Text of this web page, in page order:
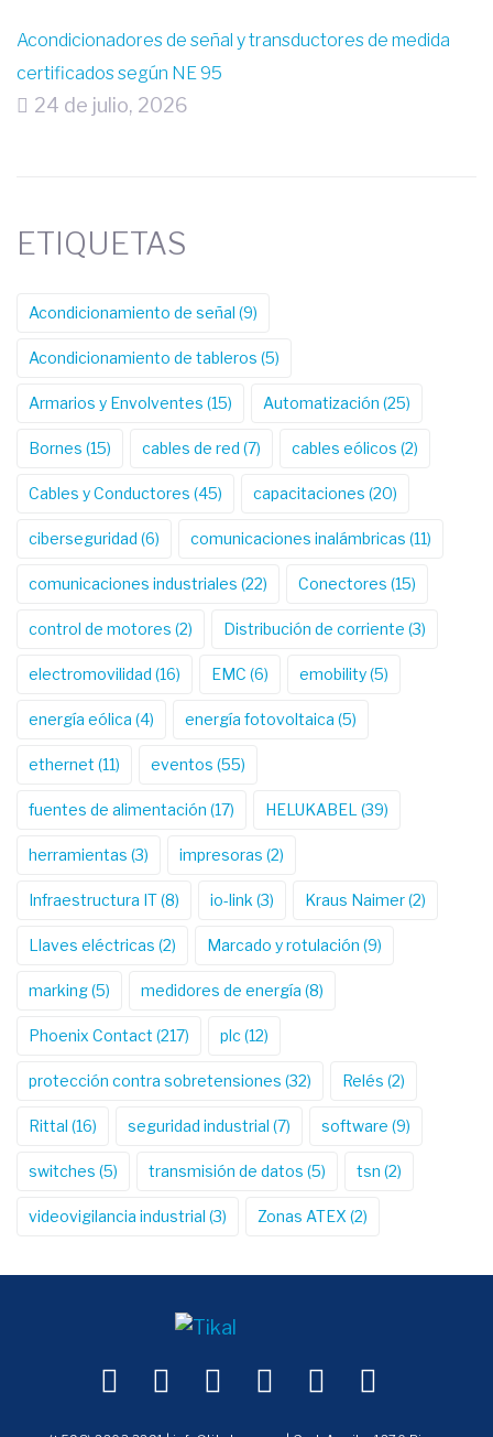
Acondicionadores de señal y transductores de medida
certificados según NE 95
24 de julio, 2026
ETIQUETAS
Acondicionamiento de señal (9)
Acondicionamiento de tableros (5)
Armarios y Envolventes (15) Automatización (25)
Bornes (15) cables de red (7) cables eólicos (2)
Cables y Conductores (45) capacitaciones (20)
ciberseguridad (6) comunicaciones inalámbricas (11)
comunicaciones industriales (22) Conectores (15)
control de motores (2) Distribución de corriente (3)
electromovilidad (16) EMC (6) emobility(5)
energía eólica (4) energía fotovoltaica (5)
ethernet (11) eventos (55)
fuentes de alimentación (17) HELUKABEL (39)
herramientas (3) impresoras (2)
Infraestructura IT(8) io-link (3) Kraus Naimer(2)
Llaves eléctricas (2) Marcado y rotulación (9)
marking(5) medidores de energía (8)
Phoenix Contact (217) plc(12)
protección contra sobretensiones (32) Relés (2)
Rittal (16) seguridad industrial (7) software (9)
switches (5) transmisión de datos (5) tsn (2)
videovigilancia industrial (3) Zonas ATEX (2)